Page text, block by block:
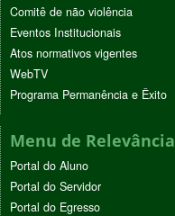
Comitê de não violência
Eventos Institucionais
Atos normativos vigentes
WebTV
Programa Permanência e Êxito
Menu de Relevância
Portal do Aluno
Portal do Servidor
Portal do Egresso